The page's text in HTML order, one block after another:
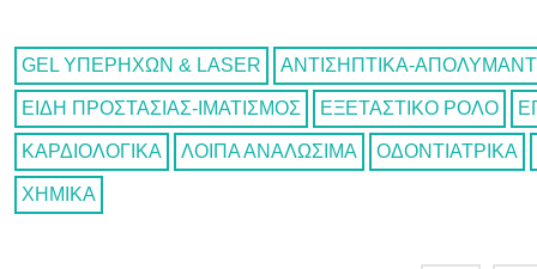
GEL ΥΠΕΡΗΧΩΝ & LASER ΑΝΤΙΣΗΠΤΙΚΑ-
ΕΙΔΗ ΠΡΟΣΤΑΣΙΑΣ-ΙΜΑΤΙΣΜΟΣ ΕΞΕΤΑΣΤΙΚΟ ΡΟΛΟ
ΚΑΡΔΙΟΛΟΓΙΚΑ ΛΟΙΠΑ ΑΝΑΛΩΣΙΜΑ ΟΔΟΝΤΙΑΤΡΙΚΑ
ΧΗΜΙΚΑ